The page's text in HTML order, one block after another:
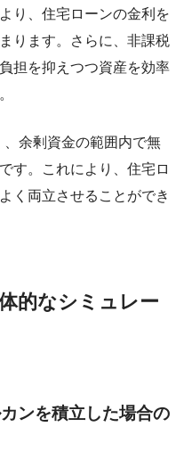
り、住宅ローンの金利を
ります。さらに、非課税
担を抑えつつ資産を効率
余剰資金の範囲内で無
す。これにより、住宅ロ
く両立させることができ
的なシミュレー
ンを積立した場合の